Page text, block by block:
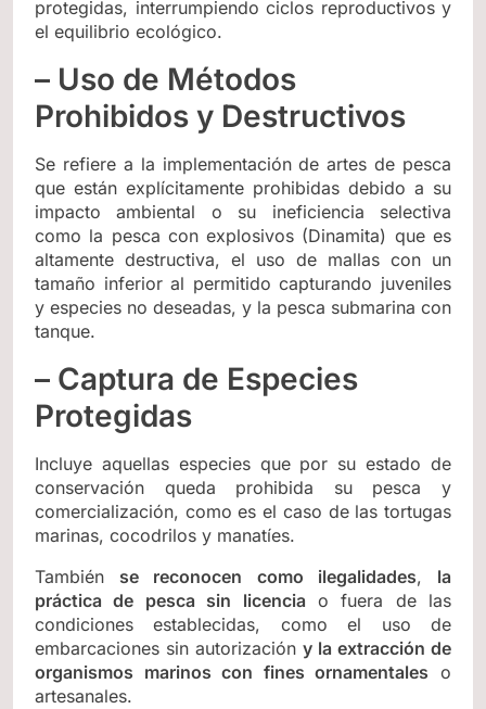
protegidas, interrumpiendo ciclos reproductivos y
el equilibrio ecológico.
– Uso de Métodos
Prohibidos y Destructivos
Se refiere a la implementación de artes de pesca
que están explícitamente prohibidas debido a su
impacto ambiental o su ineficiencia selectiva
como la pesca con explosivos (Dinamita) que es
altamente destructiva, el uso de mallas con un
tamaño inferior al permitido capturando juveniles
y especies no deseadas, y la pesca submarina con
tanque.
– Captura de Especies
Protegidas
Incluye aquellas especies que por su estado de
conservación queda prohibida su pesca y
comercialización, como es el caso de las tortugas
marinas, cocodrilos y manatíes.
También se reconocen como ilegalidades, la
práctica de pesca sin licencia o fuera de las
condiciones establecidas, como el uso de
embarcaciones sin autorización y la extracción de
organismos marinos con fines ornamentales o
artesanales.